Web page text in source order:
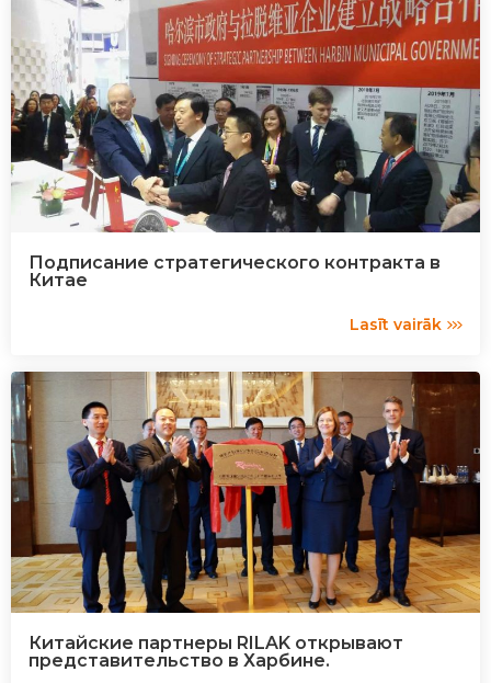
Подписание стратегического контракта в
Китае
Lasīt vairāk
Китайские партнеры RILAK открывают
представительство в Харбине.